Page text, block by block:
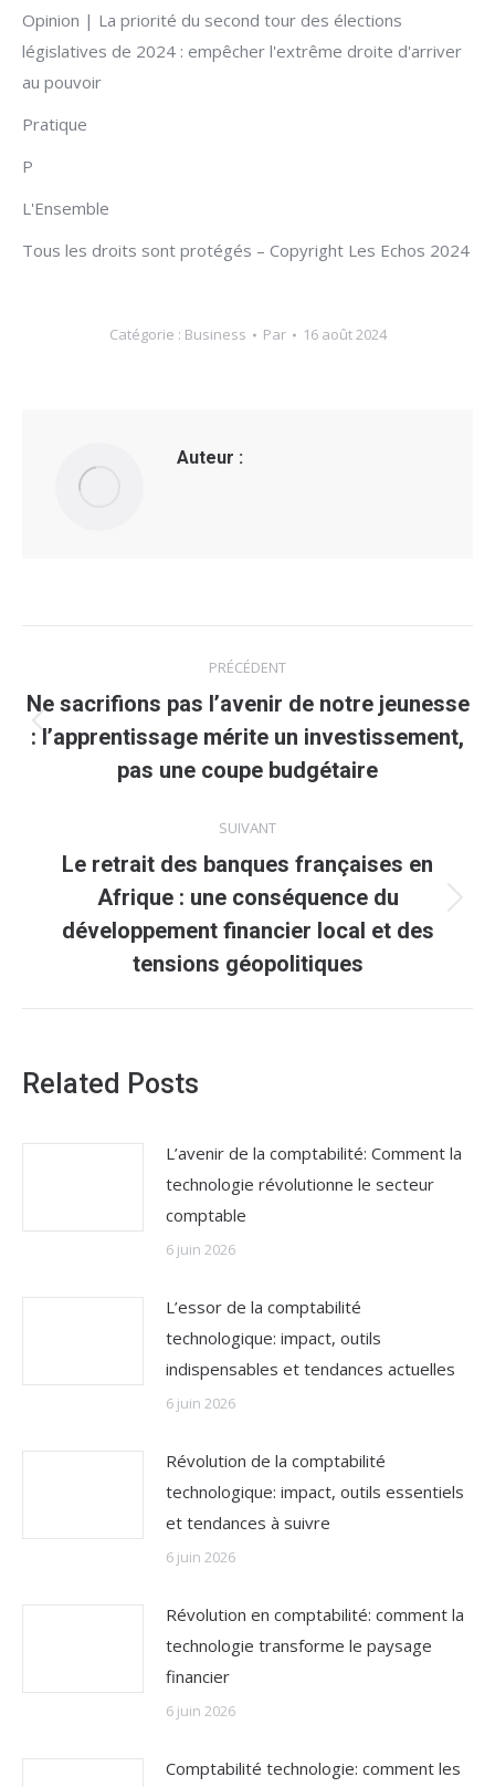
Opinion | La priorité du second tour des élections
législatives de 2024 : empêcher l'extrême droite d'arriver
au pouvoir
Pratique
P
L'Ensemble
Tous les droits sont protégés – Copyright Les Echos 2024
Catégorie : Business Par 16 août 2024
Auteur :
article
PRÉCÉDENT
Article
précédent
Ne sacrifions pas l’avenir de notre jeunesse
: l’apprentissage mérite un investissement,
pas une coupe budgétaire
SUIVANT
Article
suivant
:
Le retrait des banques françaises en
Afrique : une conséquence du
développement financier local et des
tensions géopolitiques
Related Posts
L’avenir de la comptabilité: Comment la
technologie révolutionne le secteur
comptable
6 juin 2026
L’essor de la comptabilité
technologique: impact, outils
indispensables et tendances actuelles
6 juin 2026
Révolution de la comptabilité
technologique: impact, outils essentiels
et tendances à suivre
6 juin 2026
Révolution en comptabilité: comment la
technologie transforme le paysage
financier
6 juin 2026
Comptabilité technologie: comment les